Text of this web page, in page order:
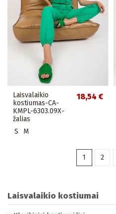
Laisvalaikio
kostiumas-CA-
KMPL-6303.09X-
žalias
18,54 €
S M
1 2
Laisvalaikio kostiumai